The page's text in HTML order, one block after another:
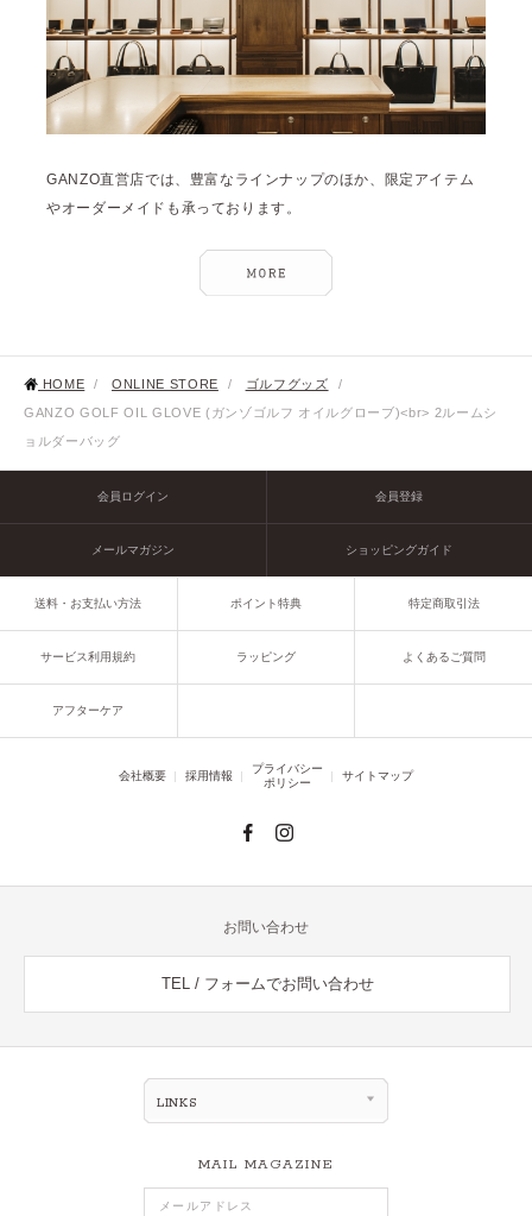
GANZO直営店では、豊富なラインナップのほか、限定アイテム
やオーダーメイドも承っております。
HOME / ONLINE STORE / ゴルフグッズ
/
GANZO GOLF OIL GLOVE (ガンゾゴルフ オイルグローブ)<br> 2ルームシ
ョルダーバッグ
会員ログイン 会員登録
メールマガジン ショッピングガイド
送料・お支払い方法 ポイント特典 特定商取引法
サービス利用規約 ラッピング よくあるご質問
アフターケア
会社概要 採用情報
プライバシー
ポリシー
サイトマップ
お問い合わせ
TEL / フォームでお問い合わせ
LINKS
MAIL MAGAZINE